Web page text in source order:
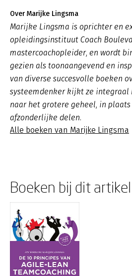
Over Marijke Lingsma
Marijke Lingsma is oprichter en
opleidingsinstituut Coach
mastercoachopleider, en wordt
gezien als toonaangevend en
van diverse succesvolle boeken
systeemdenker kijkt ze integraal
naar het grotere geheel, in plaats
afzonderlijke delen.
Alle boeken van Marijke Lingsma
Boeken bij dit artikel